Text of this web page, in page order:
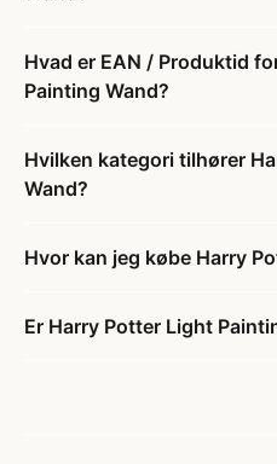
Hvad er EAN / Produktid
Painting Wand?
Hvilken kategori tilhører
Wand?
Hvor kan jeg købe Harry
Er Harry Potter Light